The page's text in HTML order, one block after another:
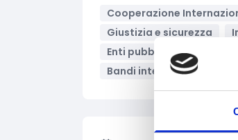
Cooperazione
Giustizia e sicurezza
Enti pubblici
Imprese
Bandi internazionali